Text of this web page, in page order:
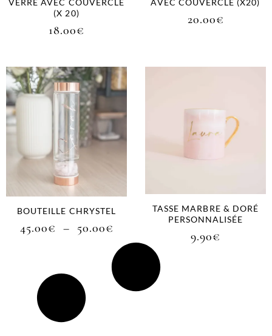
(X 20)
18.00€
20.00€
BOUTEILLE CHRYSTEL
45.00€ – 50.00€
TASSE MARBRE & DORÉ
PERSONNALISÉE
9.90€